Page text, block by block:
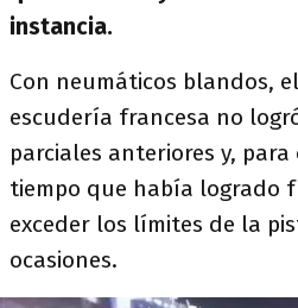
instancia.
Con neumáticos blandos,
escudería francesa no
parciales anteriores y,
tiempo que había logrado
exceder los límites de la
ocasiones.